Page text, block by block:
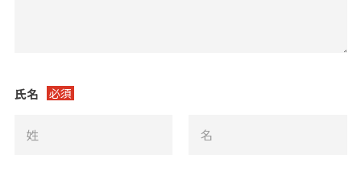
氏名 必須